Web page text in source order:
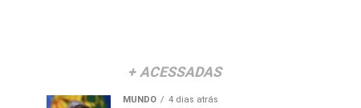
+ ACESSADAS
MUNDO 4 dias atrás